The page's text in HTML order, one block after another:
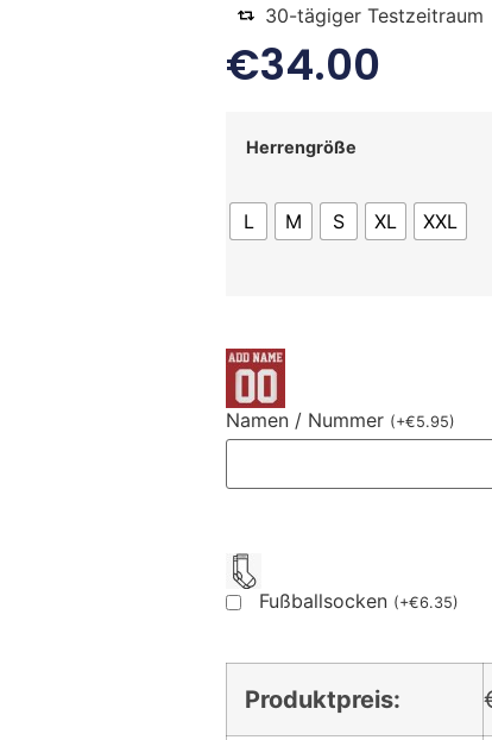
30-tägiger Testzeitraum
€34.00
Herrengröße
L M S XL XXL
Namen / Nummer (+€5.95)
Fußballsocken (+€6.35)
Produktpreis: